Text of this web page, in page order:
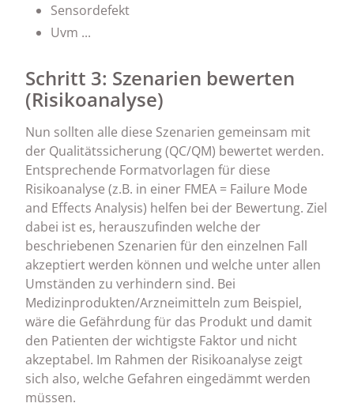
Sensordefekt
Uvm ...
Schritt 3: Szenarien bewerten
(Risikoanalyse)
Nun sollten alle diese Szenarien gemeinsam mit
der Qualitätssicherung (QC/QM) bewertet werden.
Entsprechende Formatvorlagen für diese
Risikoanalyse (z.B. in einer FMEA = Failure Mode
and Effects Analysis) helfen bei der Bewertung. Ziel
dabei ist es, herauszufinden welche der
beschriebenen Szenarien für den einzelnen Fall
akzeptiert werden können und welche unter allen
Umständen zu verhindern sind. Bei
Medizinprodukten/Arzneimitteln zum Beispiel,
wäre die Gefährdung für das Produkt und damit
den Patienten der wichtigste Faktor und nicht
akzeptabel. Im Rahmen der Risikoanalyse zeigt
sich also, welche Gefahren eingedämmt werden
müssen.